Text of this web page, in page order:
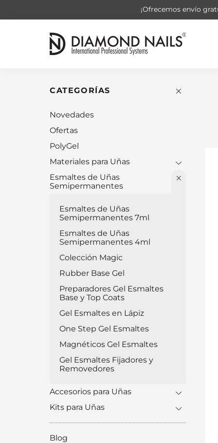
¡Ofrecemos envío
CATEGORÍAS
Novedades
Ofertas
PolyGel
Materiales para Uñas
Esmaltes de Uñas
Semipermanentes
Esmaltes de Uñas
Semipermanentes 7ml
Esmaltes de Uñas
Semipermanentes 4ml
Colección Magic
Rubber Base Gel
Preparadores Gel Esmaltes
Base y Top Coats
Gel Esmaltes en Lápiz
One Step Gel Esmaltes
Magnéticos Gel Esmaltes
Gel Esmaltes Fijadores y
Removedores
Accesorios para Uñas
Kits para Uñas
Blog